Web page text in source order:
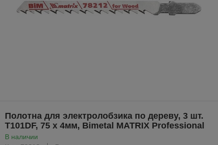
Полотна для электролобзика по дереву, 3 шт.
T101DF, 75 x 4мм, Bimetal MATRIX Professional
В наличии